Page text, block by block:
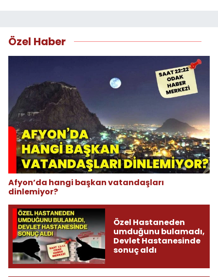
Özel Haber
Afyon’da hangi başkan vatandaşları
dinlemiyor?
Özel Hastaneden
umduğunu bulamadı,
Devlet Hastanesinde
sonuç aldı